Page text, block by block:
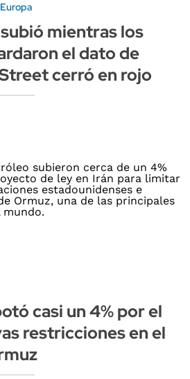
mientras los
el dato de
cerró en rojo
casi un 4% por el
restricciones en el